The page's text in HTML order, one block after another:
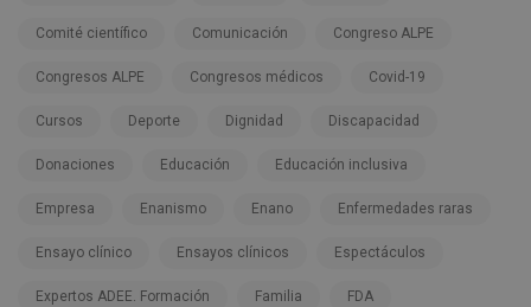
Comité científico Comunicación Congreso ALPE
Congresos ALPE Congresos médicos Covid-19
Cursos Deporte Dignidad Discapacidad
Donaciones Educación Educación inclusiva
Empresa Enanismo Enano Enfermedades raras
Ensayo clínico Ensayos clínicos Espectáculos
Expertos ADEE. Formación Familia FDA